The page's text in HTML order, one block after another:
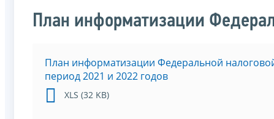
План информатизации
План информатизации Федеральной
период 2021 и 2022 годов
XLS (32 KB)